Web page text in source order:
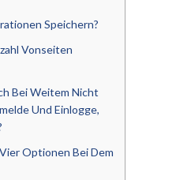
Speichern?
Vonseiten
Bei Weitem Nicht
Und Einlogge,
Optionen Bei Dem